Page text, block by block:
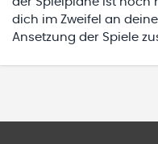
dich im Zweifel an
Ansetzung der Spiele